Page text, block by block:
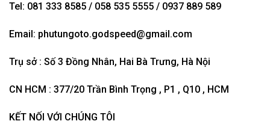
Tel: 081 333 8585 / 058 535 5555 / 0937 889 589
Email: phutungoto.godspeed@gmail.com
Trụ sở : Số 3 Đồng Nhân, Hai Bà Trưng, Hà Nội
CN HCM : 377/20 Trần Bình Trọng , P1 , Q10 , HCM
KẾT NỐI VỚI CHÚNG TÔI